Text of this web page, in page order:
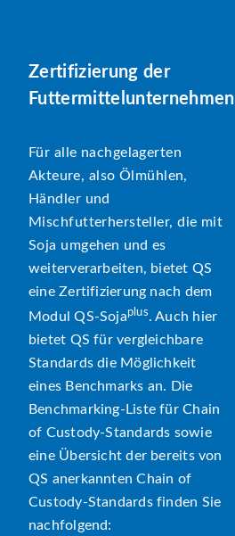
Zertifizierung der
Futtermittelunternehmen
Für alle nachgelagerten
Akteure, also Ölmühlen,
Händler und
Mischfutterhersteller, die mit
Soja umgehen und es
weiterverarbeiten, bietet QS
eine Zertifizierung nach dem
Modul QS-Sojaplus. Auch hier
bietet QS für vergleichbare
Standards die Möglichkeit
eines Benchmarks an. Die
Benchmarking-Liste für Chain
of Custody-Standards sowie
eine Übersicht der bereits von
QS anerkannten Chain of
Custody-Standards finden Sie
nachfolgend: